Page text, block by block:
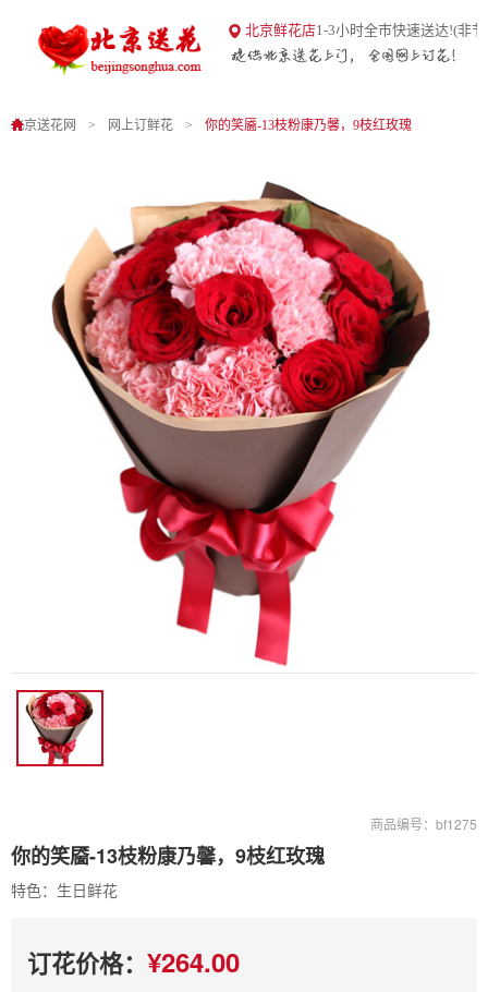
北京送花网
北京鲜花店1-3小时全市快速送达!(非
北京送花网 网上订鲜花 你的笑靥-13枝粉康乃馨，9枝红玫瑰
商品编号：bf1275
你的笑靥-13枝粉康乃馨，9枝红玫瑰
特色：生日鲜花
订花价格： ¥264.00